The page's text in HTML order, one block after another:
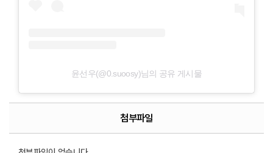
윤선우(@0.suoosy)님의 공유 게시물
첨부파일